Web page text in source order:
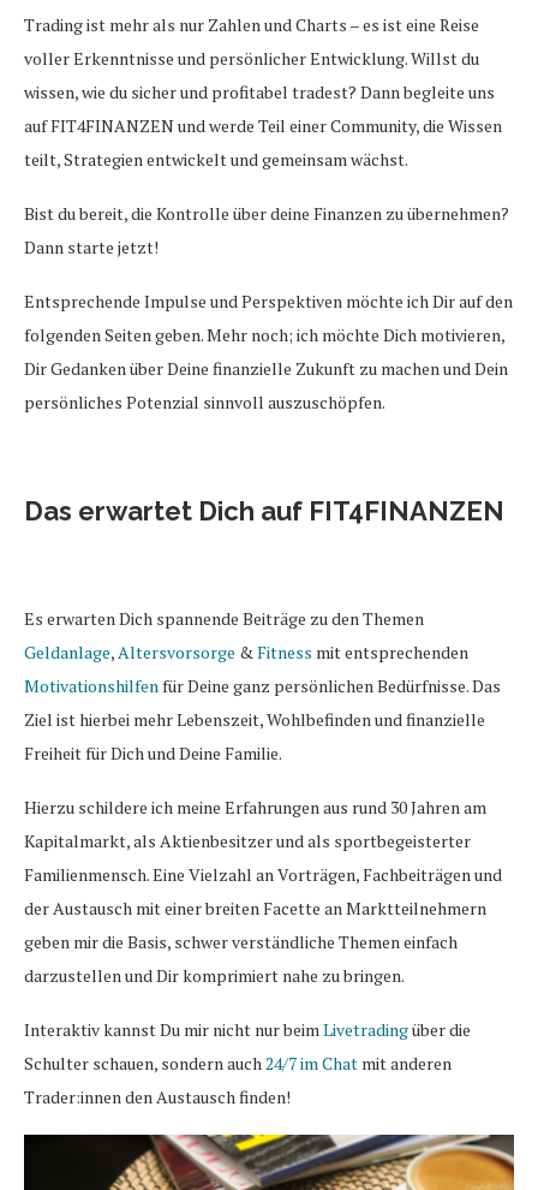
Trading ist mehr als nur Zahlen und Charts – es ist eine Reise
voller Erkenntnisse und persönlicher Entwicklung. Willst du
wissen, wie du sicher und profitabel tradest? Dann begleite uns
auf FIT4FINANZEN und werde Teil einer Community, die Wissen
teilt, Strategien entwickelt und gemeinsam wächst.
Bist du bereit, die Kontrolle über deine Finanzen zu übernehmen?
Dann starte jetzt!
Entsprechende Impulse und Perspektiven möchte ich Dir auf den
folgenden Seiten geben. Mehr noch; ich möchte Dich motivieren,
Dir Gedanken über Deine finanzielle Zukunft zu machen und Dein
persönliches Potenzial sinnvoll auszuschöpfen.
Das erwartet Dich auf FIT4FINANZEN
Es erwarten Dich spannende Beiträge zu den Themen
Geldanlage, Altersvorsorge & Fitness mit entsprechenden
Motivationshilfen für Deine ganz persönlichen Bedürfnisse. Das
Ziel ist hierbei mehr Lebenszeit, Wohlbefinden und finanzielle
Freiheit für Dich und Deine Familie.
Hierzu schildere ich meine Erfahrungen aus rund 30 Jahren am
Kapitalmarkt, als Aktienbesitzer und als sportbegeisterter
Familienmensch. Eine Vielzahl an Vorträgen, Fachbeiträgen und
der Austausch mit einer breiten Facette an Marktteilnehmern
geben mir die Basis, schwer verständliche Themen einfach
darzustellen und Dir komprimiert nahe zu bringen.
Interaktiv kannst Du mir nicht nur beim Livetradingüber die
Schulter schauen, sondern auch 24/7 im Chat mit anderen
Trader:innen den Austausch finden!